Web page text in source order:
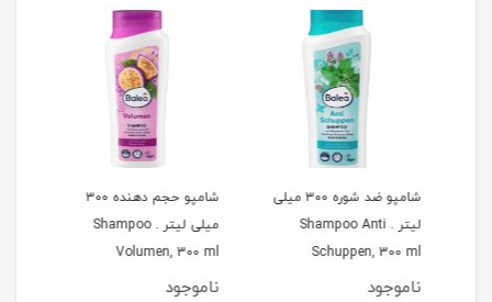
شامپو ضد شوره ۳۰۰ میلی
لیتر . Shampoo Anti
Schuppen, 300 ml
ناموجود
شامپو حجم دهنده ۳۰۰
میلی لیتر . Shampoo
Volumen, 300 ml
ناموجود